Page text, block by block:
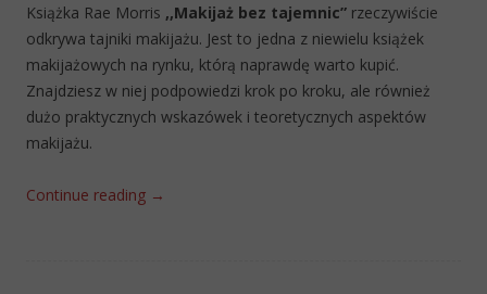
Książka Rae Morris ,,Makijaż bez tajemnic” rzeczywiście
odkrywa tajniki makijażu. Jest to jedna z niewielu książek
makijażowych na rynku, którą naprawdę warto kupić.
Znajdziesz w niej podpowiedzi krok po kroku, ale również
dużo praktycznych wskazówek i teoretycznych aspektów
makijażu.
Continue reading →